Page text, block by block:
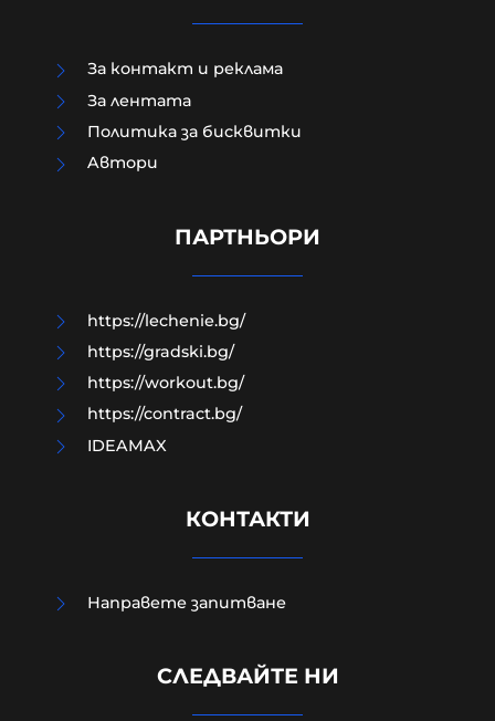
В Прищина свалиха украинското
изказване Зеленски в Белград
работи с първи коментар за
За контакт и реклама
За лентата
Политика за бисквитки
Aвтори
ПАРТНЬОРИ
https://lechenie.bg/
https://gradski.bg/
https://workout.bg/
https://contract.bg/
IDEAMAX
КОНТАКТИ
Направете запитване
СЛЕДВАЙТЕ НИ